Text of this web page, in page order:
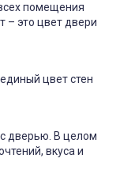
помещения
– это цвет двери
цвет стен
дверью. В целом
вкуса и